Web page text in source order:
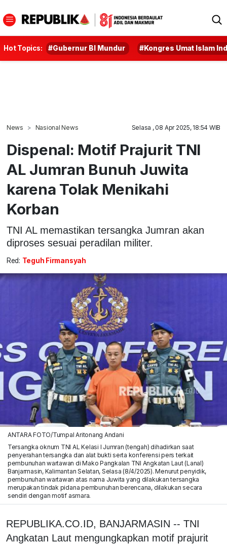
Hot Topics: #Gubernur BI Mundur #Kongres Umat Islam
News Nasional News Selasa , 08 Apr 2025, 18:54 WIB
Dispenal: Motif Prajurit TNI
AL Jumran Bunuh Juwita
karena Tolak Menikahi
Korban
TNI AL memastikan tersangka Jumran akan
diproses sesuai peradilan militer.
Red: Teguh Firmansyah
ANTARA FOTO/Tumpal Aritonang Andani
Tersangka oknum TNI AL Kelasi I Jumran (tengah) dihadirkan saat
penyerahan tersangka dan alat bukti serta konferensi pers terkait
pembunuhan wartawan di Mako Pangkalan TNI Angkatan Laut (Lanal)
Banjarmasin, Kalimantan Selatan, Selasa (8/4/2025). Menurut penyidik,
pembunuhan wartawan atas nama Juwita yang dilakukan tersangka
merupakan tindak pidana pembunuhan berencana, dilakukan secara
sendiri dengan motif asmara.
REPUBLIKA.CO.ID, BANJARMASIN -- TNI
Angkatan Laut mengungkapkan motif prajurit